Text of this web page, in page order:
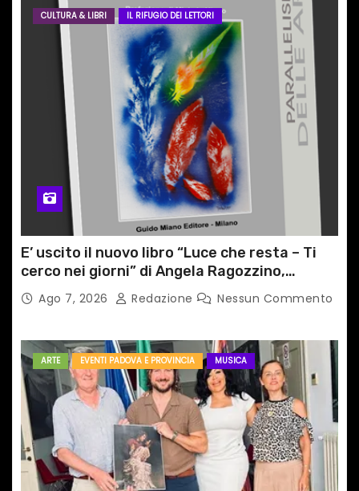
CULTURA & LIBRI IL RIFUGIO DEI LETTORI
E’ uscito il nuovo libro “Luce che resta – Ti
cerco nei giorni” di Angela Ragozzino,
medico primario di Capua
Ago 7, 2026 Redazione Nessun Commento
ARTE EVENTI PADOVA E PROVINCIA MUSICA